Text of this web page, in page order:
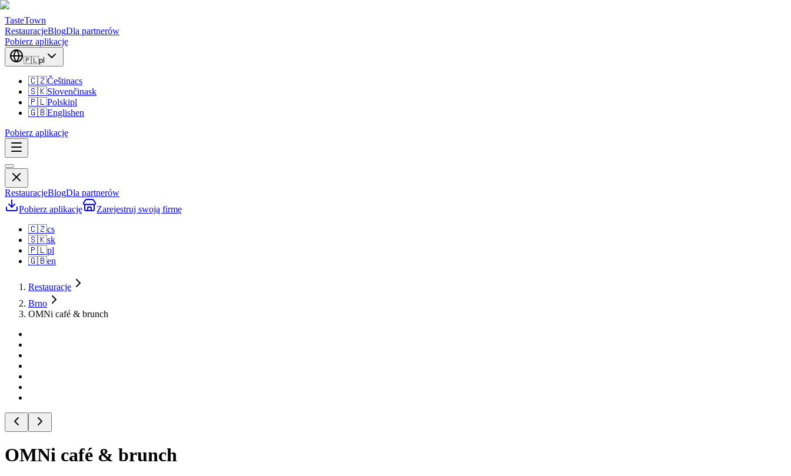
TasteTown
RestauracjeBlogDla partnerów
Pobierz aplikację
🇵🇱pl
🇨🇿Češtinacs
🇸🇰Slovenčinask
🇵🇱Polskipl
🇬🇧Englishen
Pobierz aplikację
RestauracjeBlogDla partnerów
Pobierz aplikację
Zarejestruj swoją firmę
🇨🇿cs
🇸🇰sk
🇵🇱pl
🇬🇧en
Restauracje
Brno
OMNi café & brunch
OMNi café & brunch